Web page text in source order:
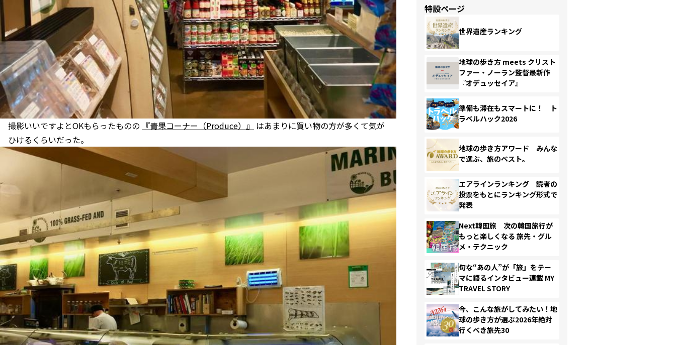
撮影いいですよとOKもらったものの 『青果コーナー（Produce）』 はあまりに買い物の方が多くて気が
ひけるくらいだった。
特設ページ
世界遺産ランキング
地球の歩き方 meets クリスト
ファー・ノーラン監督最新作
『オデュッセイア』
準備も滞在もスマートに！ ト
ラベルハック2026
地球の歩き方アワード みんな
で選ぶ、旅のベスト。
エアラインランキング 読者の
投票をもとにランキング形式で
発表
Next韓国旅 次の韓国旅行が
もっと楽しくなる 旅先・グル
メ・テクニック
旬な“あの人”が「旅」をテー
マに語るインタビュー連載 MY
TRAVEL STORY
今、こんな旅がしてみたい！地
球の歩き方が選ぶ2026年絶対
行くべき旅先30